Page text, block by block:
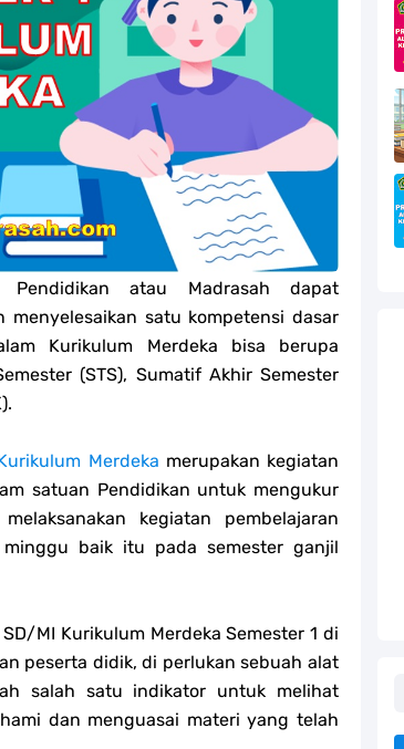
Pedagogik SKI PPG 2025
Pedagogik Fiqih PPG 2025
Pedagogik Akidah Akhlak PPG 2025
Pedagogik Al-Qur'an Hadis PPG 2025
Akhlak Jenang MI, MTs Dan MA Tahun 2026
Pendidikan atau Madrasah dapat
menyelesaikan satu kompetensi dasar
Kurikulum Merdeka bisa berupa
(STS), Sumatif Akhir Semester
Merdeka merupakan kegiatan
satuan Pendidikan untuk mengukur
kegiatan pembelajaran
baik itu pada semester ganjil
SD/MI Kurikulum Merdeka Semester 1 di
peserta didik, di perlukan sebuah alat
salah satu indikator untuk melihat
dan menguasai materi yang telah